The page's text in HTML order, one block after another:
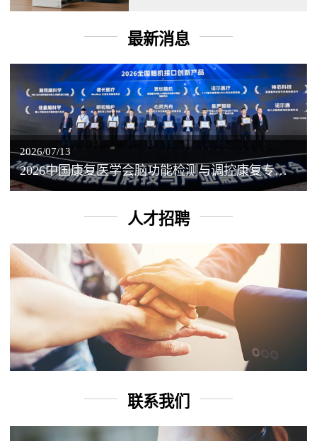
最新消息
2026/07/13
2026中国康复医学会脑功能检测与调控康复专业委员会学术年会丨脑客中国：脑机接口——EEG驱动TMS闭环调控工作坊
人才招聘
联系我们